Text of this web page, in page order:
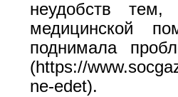
неудобств тем,
медицинской
поднимала
(https://
ne-edet).